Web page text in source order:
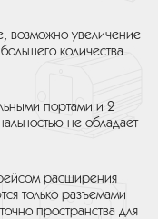
возможно увеличение
количества
портами и 2
не обладает
расширения
только разъемами
пространства для